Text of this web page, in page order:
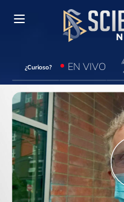
¿Curioso? EN VIVO